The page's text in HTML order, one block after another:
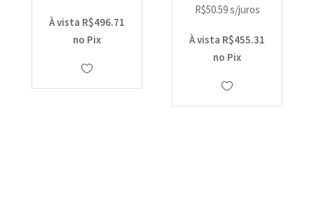
À vista R$496.71
no Pix
R$50.59s/juros
À vista R$455.31
no Pix